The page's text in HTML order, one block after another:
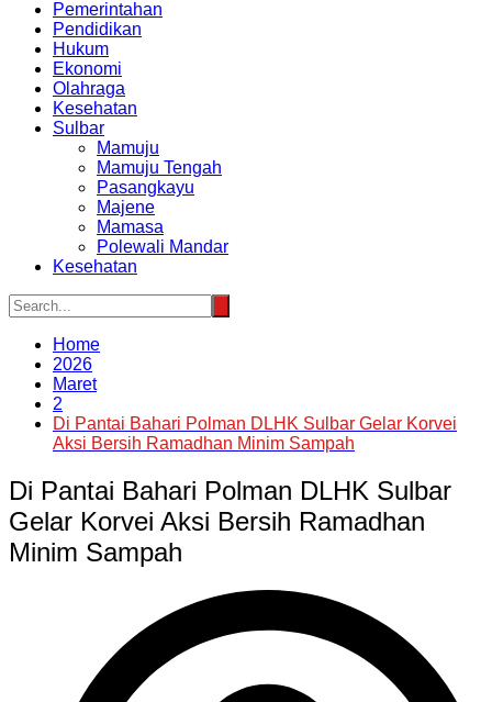
Pemerintahan
Pendidikan
Hukum
Ekonomi
Olahraga
Kesehatan
Sulbar
Mamuju
Mamuju Tengah
Pasangkayu
Majene
Mamasa
Polewali Mandar
Kesehatan
Home
2026
Maret
2
Di Pantai Bahari Polman DLHK Sulbar Gelar Korvei
Aksi Bersih Ramadhan Minim Sampah
Di Pantai Bahari Polman DLHK Sulbar
Gelar Korvei Aksi Bersih Ramadhan
Minim Sampah